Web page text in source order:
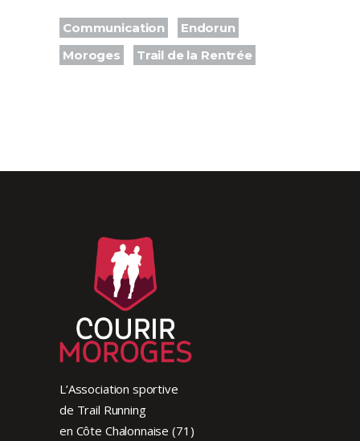
Communication
Endorun
Moroges
Trail de la Rentrée
L’Association sportive
de Trail Running
en Côte Chalonnaise (71)